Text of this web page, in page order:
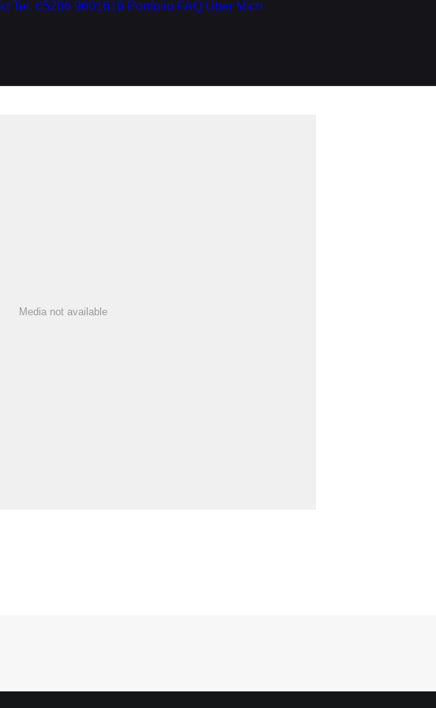
Tel. 05206 9601616 Portfolio FAQ Über Mich
Media not available